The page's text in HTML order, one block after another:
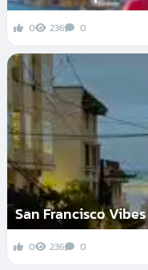
0 236 0
San Francisco
0 236 0